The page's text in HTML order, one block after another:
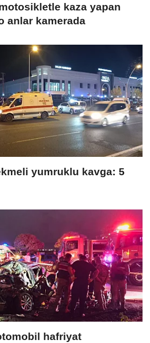
motosikletle kaza yapan
anlar kamerada
yumruklu kavga: 5
hafriyat